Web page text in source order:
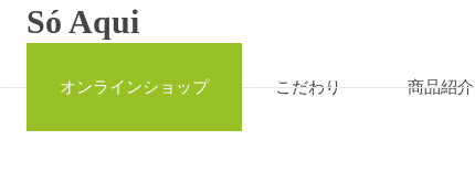
Só Aqui
オンラインショップ こだわり 商品紹介